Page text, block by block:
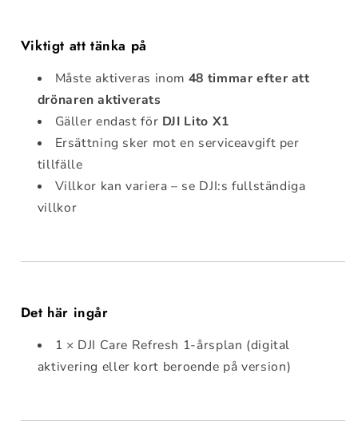
Viktigt att tänka på
Måste aktiveras inom 48 timmar efter att
drönaren aktiverats
Gäller endast för DJI Lito X1
Ersättning sker mot en serviceavgift per
tillfälle
Villkor kan variera – se DJI:s fullständiga
villkor
Det här ingår
1 × DJI Care Refresh 1-årsplan (digital
aktivering eller kort beroende på version)